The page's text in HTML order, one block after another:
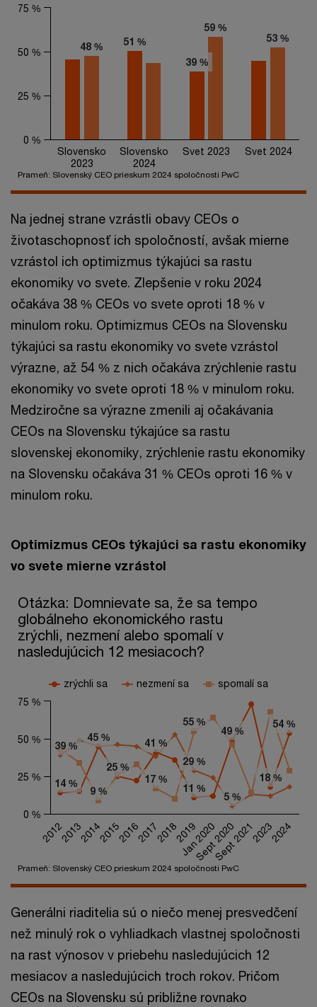
51 %
51 %
39 %
39 %
48 %
48 %
59 %
59 %
53 %
53 %
Slovensko
2023
Slovensko
2024
Svet 2023 Svet 2024
0 %
25 %
50 %
75 %
Prameň: Slovenský CEO prieskum 2024 spoločnosti PwC
Na jednej strane vzrástli obavy CEOs o
životaschopnosť ich spoločností, avšak mierne
vzrástol ich optimizmus týkajúci sa rastu
ekonomiky vo svete. Zlepšenie v roku 2024
očakáva 38 % CEOs vo svete oproti 18 % v
minulom roku. Optimizmus CEOs na Slovensku
týkajúci sa rastu ekonomiky vo svete vzrástol
výrazne, až 54 % z nich očakáva zrýchlenie rastu
ekonomiky vo svete oproti 18 % v minulom roku.
Medziročne sa výrazne zmenili aj očakávania
CEOs na Slovensku týkajúce sa rastu
slovenskej ekonomiky, zrýchlenie rastu ekonomiky
na Slovensku očakáva 31 % CEOs oproti 16 % v
minulom roku.
Optimizmus CEOs týkajúci sa rastu ekonomiky
vo svete mierne vzrástol
Otázka: Domnievate sa, že sa tempo globálneho
Line chart with 3 lines.
The chart has 1 X axis displaying categories.
The chart has 1 Y axis displaying values. Range: 0 to 75.
Otázka: Domnievate sa, že sa tempo
globálneho ekonomického rastu
zrýchli, nezmení alebo spomalí v
nasledujúcich 12 mesiacoch?
14 %
14 %
45 %
45 %
25 %
25 %
41 %
41 %
11 %
11 %
49 %
49 %
18 %
18 %
54 %
54 %
39 %
39 %
29 %
29 %
5 %
5 %
9 %
9 %
17 %
17 %
55 %
55 %
zrýchli sa nezmení sa spomalí sa
20122013201420152016201720182019
Jan 2020
Sept 2020
Sept 202120232024
0 %
25 %
50 %
75 %
Prameň: Slovenský CEO prieskum 2024 spoločnosti PwC
Generálni riaditelia sú o niečo menej presvedčení
než minulý rok o vyhliadkach vlastnej spoločnosti
na rast výnosov v priebehu nasledujúcich 12
mesiacov a nasledujúcich troch rokov. Pričom
CEOs na Slovensku sú približne rovnako